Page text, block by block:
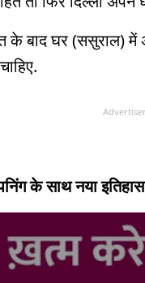
के बाद घर (ससुराल)
के साथ नया